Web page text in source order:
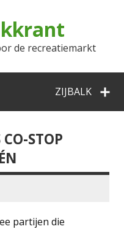
de recreatiemarkt
ZIJBALK
CO-STOP
partijen die